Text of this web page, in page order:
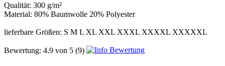
Qualität: 300 g/m²
Material: 80% Baumwolle 20% Polyester
lieferbare Größen: S M L XL XXL XXXL XXXXL XXXXXL
Bewertung: 4.9 von 5 (9)